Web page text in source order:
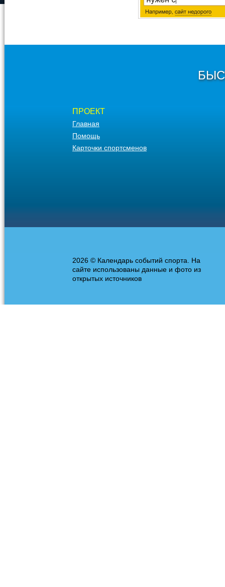
ПРОЕКТ
Главная
Помощь
Карточки спортсменов
2026 © Календарь событий спорта. На
сайте использованы данные и фото из
открытых источников